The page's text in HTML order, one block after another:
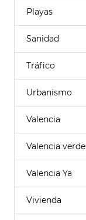
Playas
Sanidad
Tráfico
Urbanismo
Valencia
Valencia verde
Valencia Ya
Vivienda